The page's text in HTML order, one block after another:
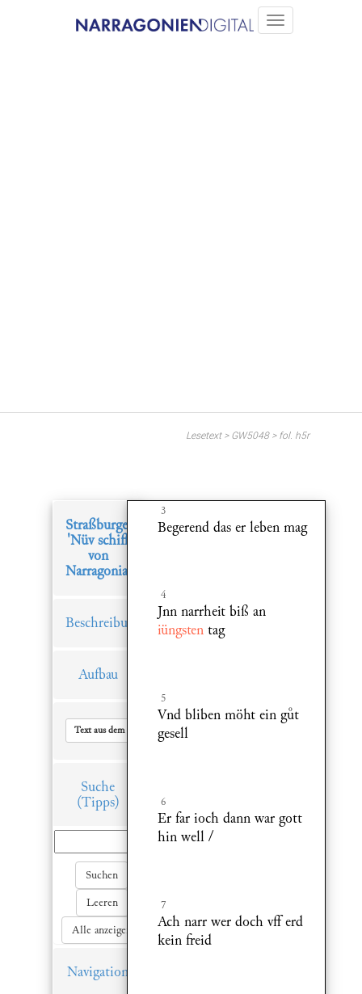
Lesetext > GW5048 > fol. h5r
Straßburger
'Nüv schiff
von
Narragonia'
Beschreibung
Aufbau
Text aus dem Hauptfenster in Zwischenablage kopieren
Suche
(Tipps)
Suchen
Leeren
Alle anzeigen
Navigation
3
Begerend das er leben mag
4
Jnn narrheit biß an
iüngsten tag
5
Vnd bliben möht ein gt
gesell
6
Er far ioch dann war gott
hin well /
7
Ach narr wer doch vff erd
kein freid